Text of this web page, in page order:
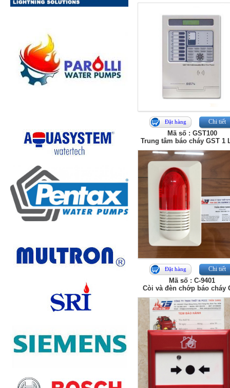
Đặt hàng Chi tiết
Mã số : GST100
Trung tâm báo cháy GST 1
Đặt hàng Chi tiết
Mã số : C-9401
Còi và đèn chớp báo cháy